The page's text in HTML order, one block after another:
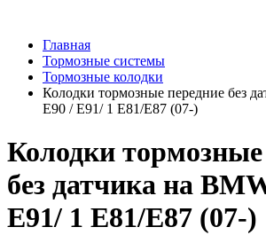
Главная
Тормозные системы
Тормозные колодки
Колодки тормозные передние без
E90 / E91/ 1 E81/E87 (07-)
Колодки тормозные
без датчика на
E91/ 1 E81/E87 (07-)